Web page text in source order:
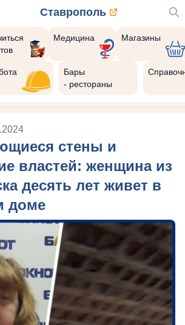
Ставрополь
Медицина Магазины
Бары
- рестораны
стены и
властей: женщина из
десять лет живет в
доме